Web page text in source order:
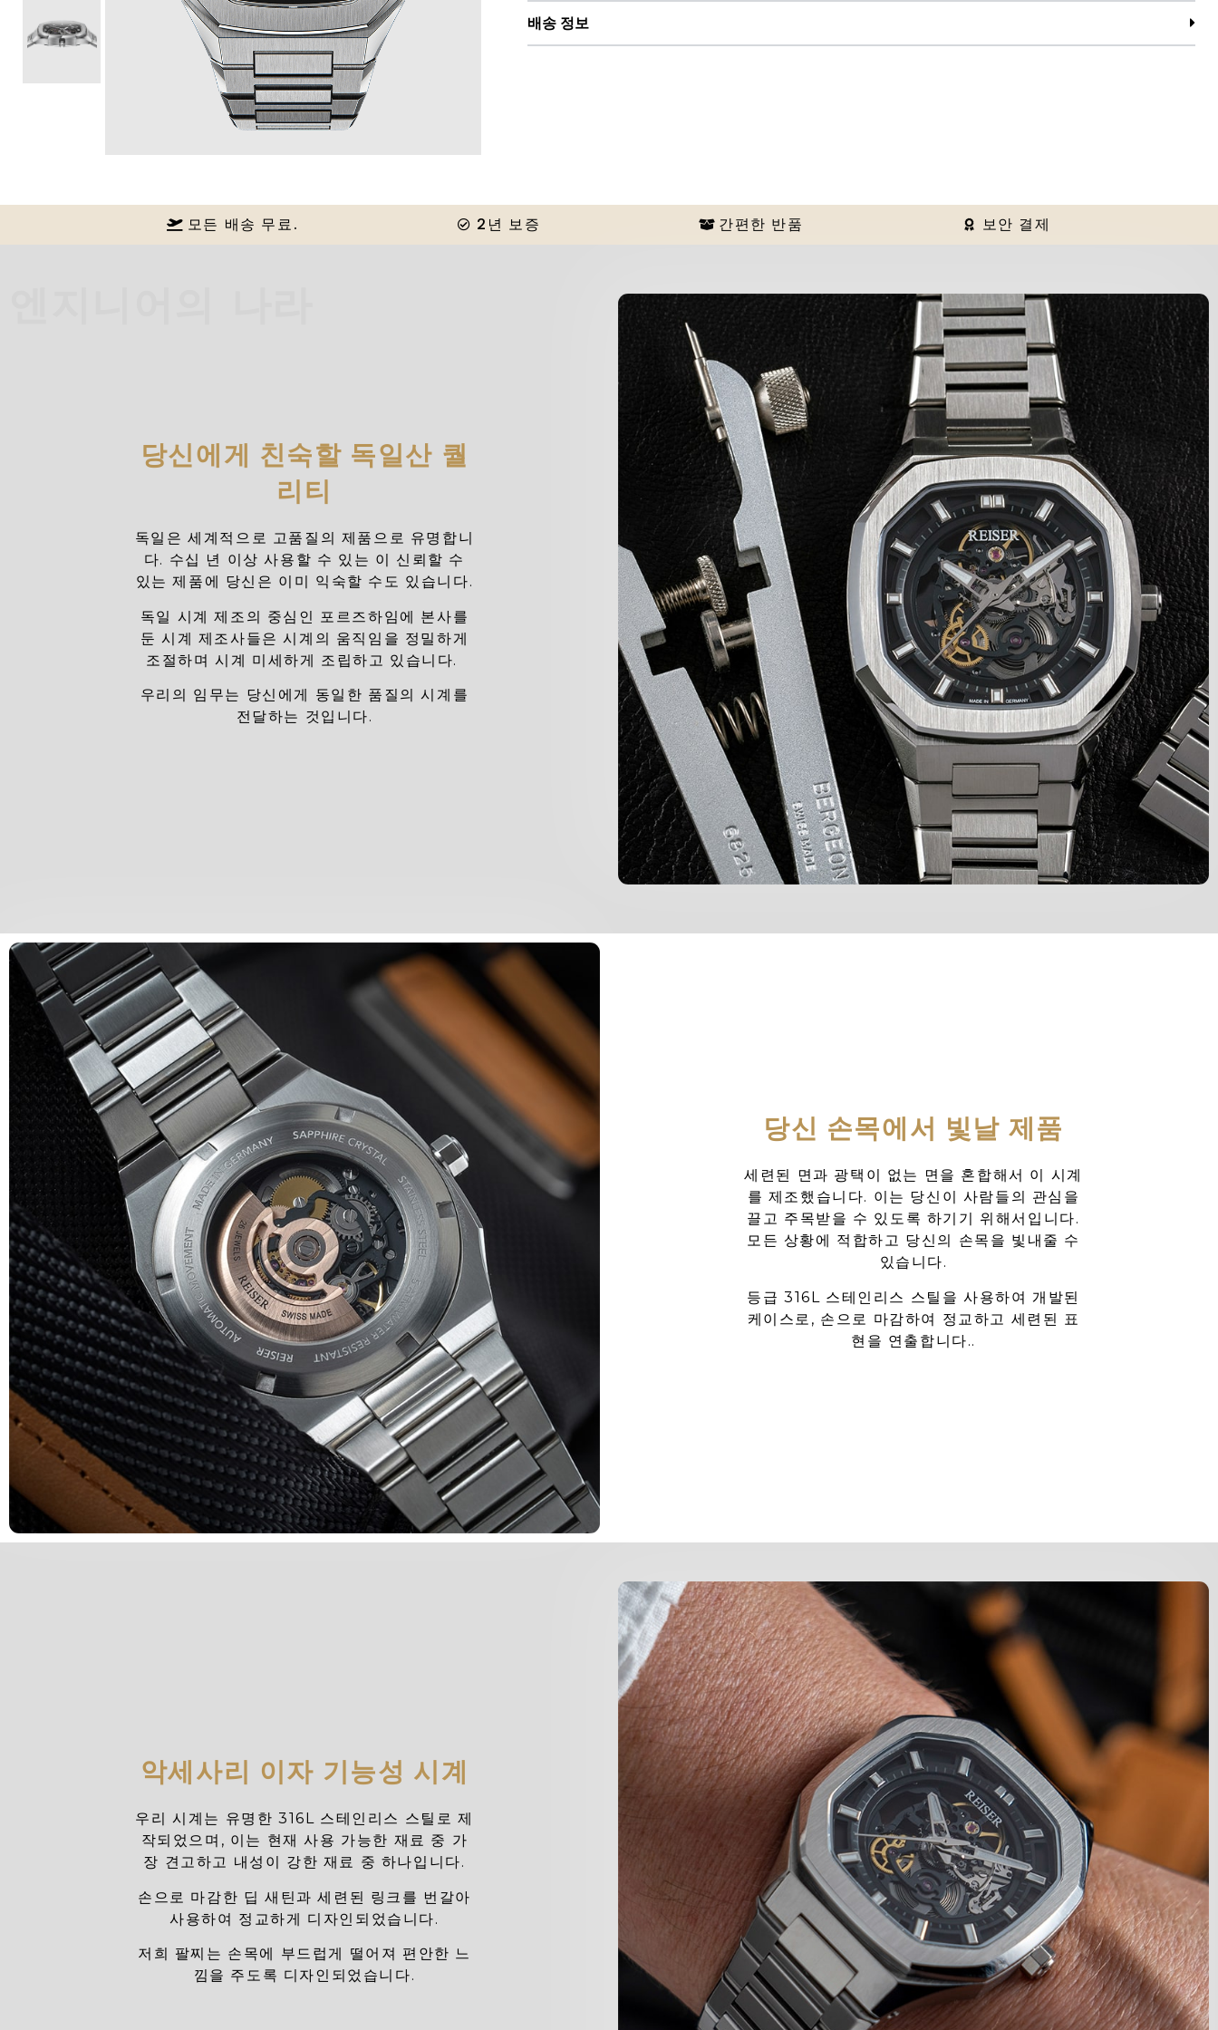
배송 정보
모든 배송 무료. 2년 보증 간편한 반품 보안 결제
당신에게 친숙할 독일산 퀄
리티
독일은 세계적으로 고품질의 제품으로 유명합니
다. 수십 년 이상 사용할 수 있는 이 신뢰할 수
있는 제품에 당신은 이미 익숙할 수도 있습니다.
독일 시계 제조의 중심인 포르즈하임에 본사를
둔 시계 제조사들은 시계의 움직임을 정밀하게
조절하며 시계 미세하게 조립하고 있습니다.
우리의 임무는 당신에게 동일한 품질의 시계를
전달하는 것입니다.
당신 손목에서 빛날 제품
세련된 면과 광택이 없는 면을 혼합해서 이 시계
를 제조했습니다. 이는 당신이 사람들의 관심을
끌고 주목받을 수 있도록 하기기 위해서입니다.
모든 상황에 적합하고 당신의 손목을 빛내줄 수
있습니다.
등급 316L 스테인리스 스틸을 사용하여 개발된
케이스로, 손으로 마감하여 정교하고 세련된 표
현을 연출합니다..
악세사리 이자 기능성 시계
우리 시계는 유명한 316L 스테인리스 스틸로 제
작되었으며, 이는 현재 사용 가능한 재료 중 가
장 견고하고 내성이 강한 재료 중 하나입니다.
손으로 마감한 딥 새틴과 세련된 링크를 번갈아
사용하여 정교하게 디자인되었습니다.
저희 팔찌는 손목에 부드럽게 떨어져 편안한 느
낌을 주도록 디자인되었습니다.